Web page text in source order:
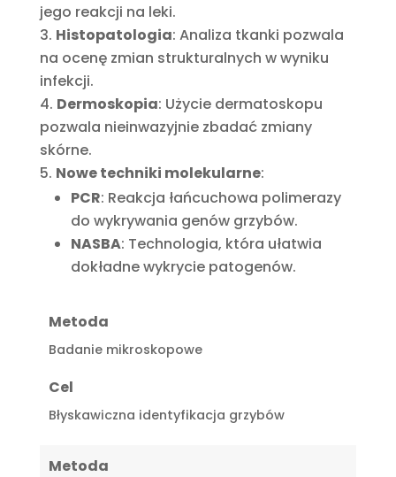
jego reakcji na leki.
Histopatologia: Analiza tkanki pozwala
na ocenę zmian strukturalnych w wyniku
infekcji.
Dermoskopia: Użycie dermatoskopu
pozwala nieinwazyjnie zbadać zmiany
skórne.
Nowe techniki molekularne:
PCR: Reakcja łańcuchowa polimerazy
do wykrywania genów grzybów.
NASBA: Technologia, która ułatwia
dokładne wykrycie patogenów.
Metoda
Badanie mikroskopowe
Cel
Błyskawiczna identyfikacja grzybów
Metoda